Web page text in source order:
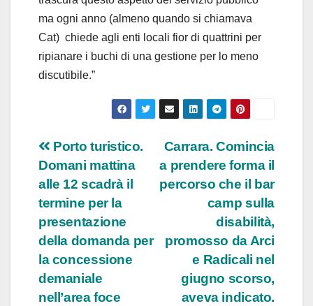
ma ogni anno (almeno quando si chiamava
Cat) chiede agli enti locali fior di quattrini per
ripianare i buchi di una gestione per lo meno
discutibile.”
Navigazione
articoli
Carrara. Comincia
a prendere forma il
percorso che il bar
camp sulla
disabilità,
promosso da Arci
e Radicali nel
giugno scorso,
aveva indicato.
Porto turistico.
Domani mattina
alle 12 scadrà il
termine per la
presentazione
della domanda per
la concessione
demaniale
nell’area foce